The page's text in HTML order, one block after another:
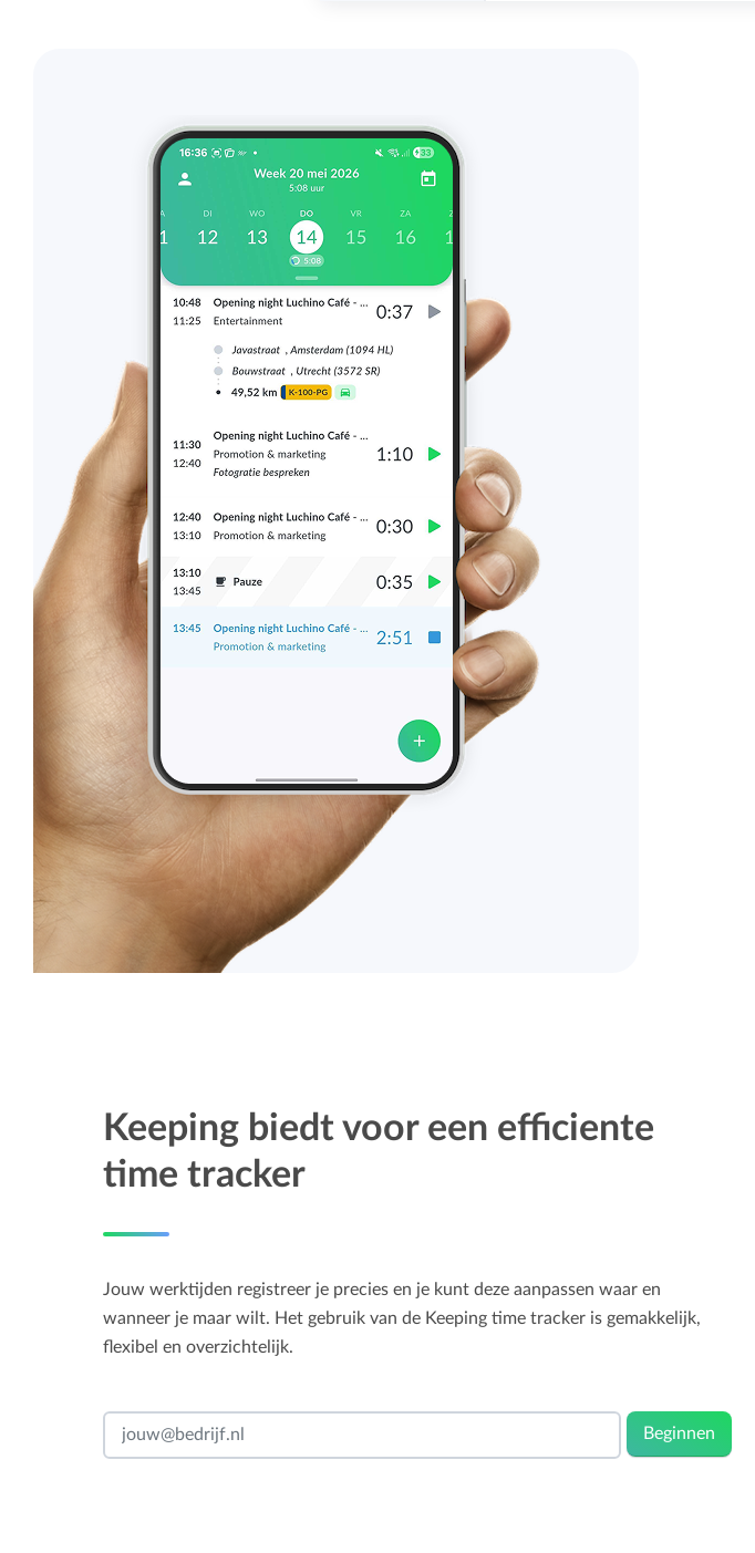
Keeping biedt voor een efficiente
time tracker
Jouw werktijden registreer je precies en je kunt deze aanpassen waar en
wanneer je maar wilt. Het gebruik van de Keeping time tracker is gemakkelijk,
flexibel en overzichtelijk.
Beginnen